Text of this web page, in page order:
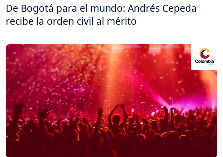
De Bogotá para el mundo: Andrés Cepeda
recibe la orden civil al mérito